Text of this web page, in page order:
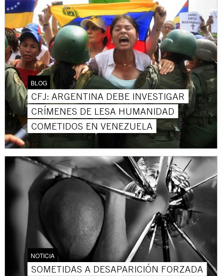
BLOG
CFJ: ARGENTINA DEBE INVESTIGAR
CRÍMENES DE LESA HUMANIDAD
COMETIDOS EN VENEZUELA
NOTICIA
SOMETIDAS A DESAPARICIÓN FORZADA